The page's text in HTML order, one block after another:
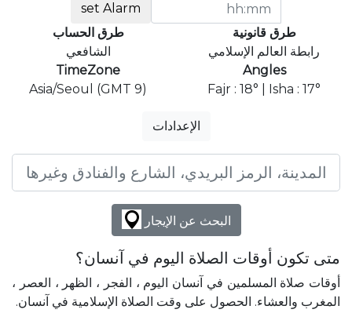
set Alarm
طرق قانونية
رابطة العالم الإسلامي
طرق الحساب
الشافعي
Angles
Fajr : 18° | Isha : 17°
TimeZone
Asia/Seoul (GMT 9)
الإعدادات
البحث عن الإيجار
متى تكون أوقات الصلاة اليوم في آنسان؟
أوقات صلاة المسلمين في آنسان اليوم ، الفجر ، الظهر ، العصر ،
المغرب والعشاء. الحصول على وقت الصلاة الإسلامية في آنسان.